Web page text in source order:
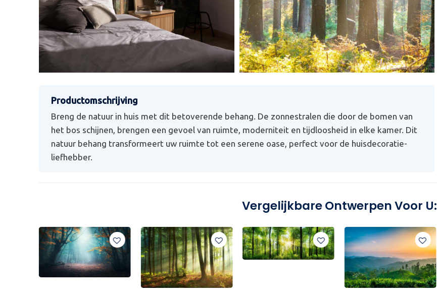
Breng de natuur in huis met dit betoverende behang. De zonnestralen die door de bomen van
het bos schijnen, brengen een gevoel van ruimte, moderniteit en tijdloosheid in elke kamer. Dit
natuur behang transformeert uw ruimte tot een serene oase, perfect voor de huisdecoratie-
liefhebber.
Vergelijkbare Ontwerpen Voor U: